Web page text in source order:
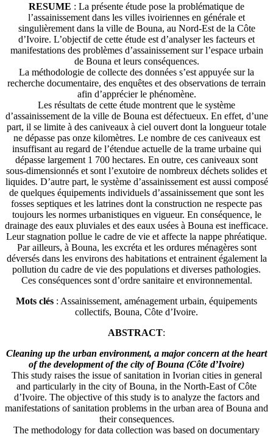
RESUME : La présente étude pose la problématique de
l’assainissement dans les villes ivoiriennes en générale et
singulièrement dans la ville de Bouna, au Nord-Est de la Côte
d’Ivoire. L’objectif de cette étude est d’analyser les facteurs et
manifestations des problèmes d’assainissement sur l’espace urbain
de Bouna et leurs conséquences.
La méthodologie de collecte des données s’est appuyée sur la
recherche documentaire, des enquêtes et des observations de terrain
afin d’apprécier le phénomène.
Les résultats de cette étude montrent que le système
d’assainissement de la ville de Bouna est défectueux. En effet, d’une
part, il se limite à des caniveaux à ciel ouvert dont la longueur totale
ne dépasse pas onze kilomètres. Le nombre de ces caniveaux est
insuffisant au regard de l’étendue actuelle de la trame urbaine qui
dépasse largement 1 700 hectares. En outre, ces caniveaux sont
sous-dimensionnés et sont l’exutoire de nombreux déchets solides et
liquides. D’autre part, le système d’assainissement est aussi composé
de quelques équipements individuels d’assainissement que sont les
fosses septiques et les latrines dont la construction ne respecte pas
toujours les normes urbanistiques en vigueur. En conséquence, le
drainage des eaux pluviales et des eaux usées à Bouna est inefficace.
Leur stagnation pollue le cadre de vie et affecte la nappe phréatique.
Par ailleurs, à Bouna, les excréta et les ordures ménagères sont
déversés dans les environs des habitations et entrainent également la
pollution du cadre de vie des populations et diverses pathologies.
Ces conséquences sont d’ordre sanitaire et environnemental.
Mots clés : Assainissement, aménagement urbain, équipements
collectifs, Bouna, Côte d’Ivoire.
ABSTRACT:
Cleaning up the urban environment, a major concern at the heart
of the development of the city of Bouna (Côte d’Ivoire)
This study raises the issue of sanitation in Ivorian cities in general
and particularly in the city of Bouna, in the North-East of Côte
d’Ivoire. The objective of this study is to analyze the factors and
manifestations of sanitation problems in the urban area of Bouna and
their consequences.
The methodology for data collection was based on documentary